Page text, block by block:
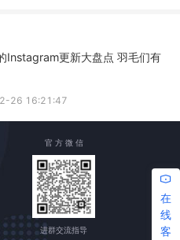
Instagram更新大盘点 羽毛们有
26 16:21:47
在
线
客
官 方 微 信
进群交流指导